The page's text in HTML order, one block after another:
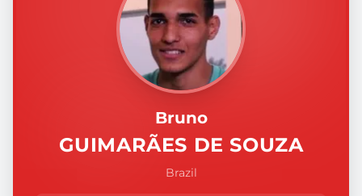
Bruno
GUIMARÃES DE SOUZA
Brazil